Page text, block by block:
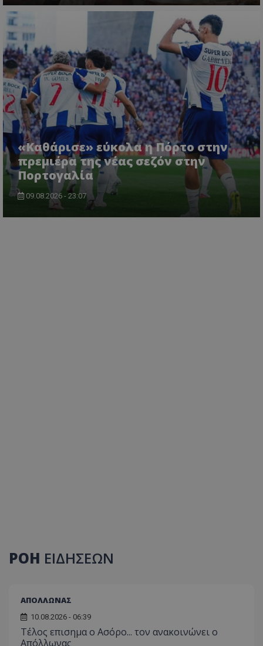
«Καθάρισε» εύκολα η Πόρτο στην
πρεμιέρα της νέας σεζόν στην
Πορτογαλία
09.08.2026 - 23:07
ΡΟΗ ΕΙΔΗΣΕΩΝ
ΑΠΟΛΛΩΝΑΣ
10.08.2026 - 06:39
Tέλος επισημα ο Ασόρο... τον ανακοινώνει ο
Απόλλωνας